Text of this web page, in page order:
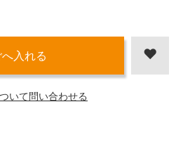
いて問い合わせる